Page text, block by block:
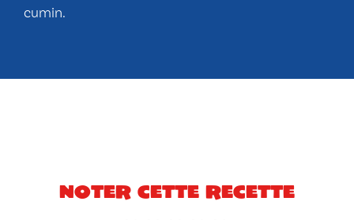
cumin.
Noter cette recette